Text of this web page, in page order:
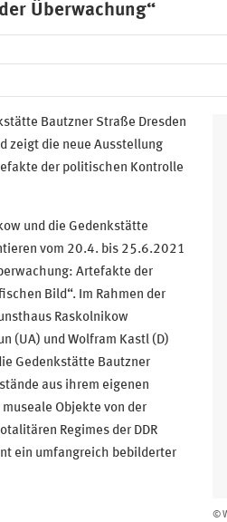
Überwachung“
©
Bautzner Straße Dresden
zeigt die neue Ausstellung
der politischen Kontrolle
und die Gedenkstätte
vom 20.4. bis 25.6.2021
Artefakte der
Bild“. Im Rahmen der
Raskolnikow
(UA) und Wolfram Kastl (D)
Gedenkstätte Bautzner
aus ihrem eigenen
Objekte von der
Regimes der DDR
ein umfangreich bebilderter